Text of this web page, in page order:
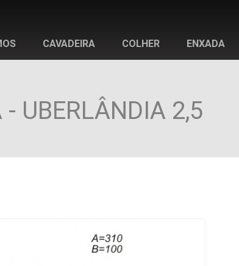
CAVADEIRA COLHER ENXADA
- UBERLÂNDIA 2,5